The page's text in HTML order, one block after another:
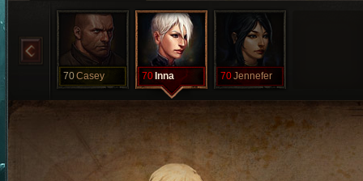
70Casey 70 Inna 70Jennefer